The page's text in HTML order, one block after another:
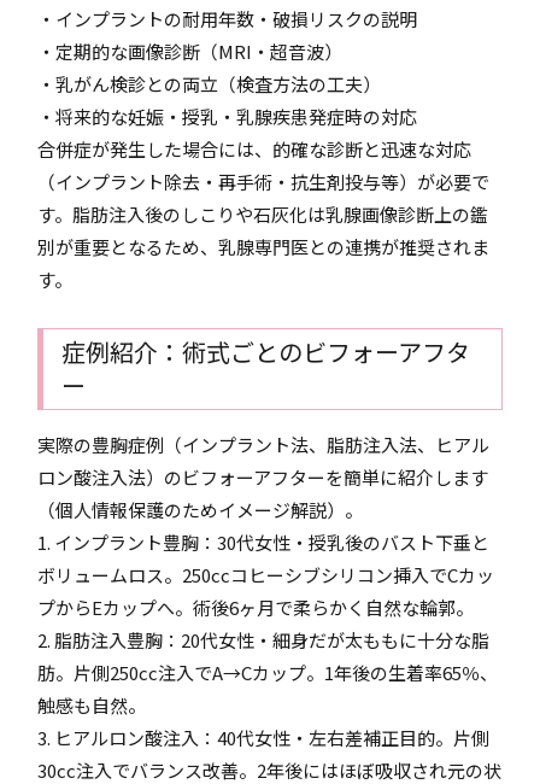
・インプラントの耐用年数・破損リスクの説明
・定期的な画像診断（MRI・超音波）
・乳がん検診との両立（検査方法の工夫）
・将来的な妊娠・授乳・乳腺疾患発症時の対応
合併症が発生した場合には、的確な診断と迅速な対応
（インプラント除去・再手術・抗生剤投与等）が必要で
す。脂肪注入後のしこりや石灰化は乳腺画像診断上の鑑
別が重要となるため、乳腺専門医との連携が推奨されま
す。
症例紹介：術式ごとのビフォーアフタ
ー
実際の豊胸症例（インプラント法、脂肪注入法、ヒアル
ロン酸注入法）のビフォーアフターを簡単に紹介します
（個人情報保護のためイメージ解説）。
1. インプラント豊胸：30代女性・授乳後のバスト下垂と
ボリュームロス。250ccコヒーシブシリコン挿入でCカッ
プからEカップへ。術後6ヶ月で柔らかく自然な輪郭。
2. 脂肪注入豊胸：20代女性・細身だが太ももに十分な脂
肪。片側250cc注入でA→Cカップ。1年後の生着率65％、
触感も自然。
3. ヒアルロン酸注入：40代女性・左右差補正目的。片側
30cc注入でバランス改善。2年後にはほぼ吸収され元の状